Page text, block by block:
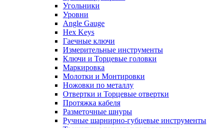
Угольники
Уровни
Angle Gauge
Hex Keys
Гаечные ключи
Измерительные инструменты
Ключи и Торцевые головки
Маркировка
Молотки и Монтировки
Ножовки по металлу
Отвертки и Торцевые отвертки
Протяжка кабеля
Разметочные шнуры
Ручные шарнирно-губцевые инструменты